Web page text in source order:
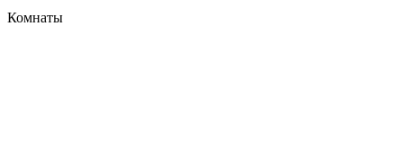
Комнаты